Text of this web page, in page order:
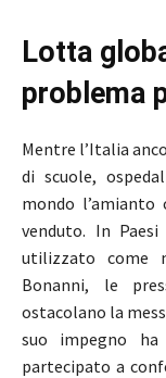
Lotta
problema
Mentre l’Italia
di scuole,
mondo
venduto. In
utilizzato come
Bonanni, le
ostacolano la
suo impegno
partecipato a